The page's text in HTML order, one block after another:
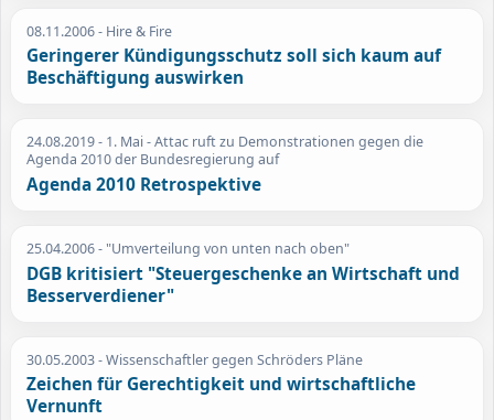
08.11.2006- Hire & Fire
Geringerer Kündigungsschutz soll sich kaum auf
Beschäftigung auswirken
24.08.2019- 1. Mai - Attac ruft zu Demonstrationen gegen die
Agenda 2010 der Bundesregierung auf
Agenda 2010 Retrospektive
25.04.2006- "Umverteilung von unten nach oben"
DGB kritisiert "Steuergeschenke an Wirtschaft und
Besserverdiener"
30.05.2003- Wissenschaftler gegen Schröders Pläne
Zeichen für Gerechtigkeit und wirtschaftliche
Vernunft